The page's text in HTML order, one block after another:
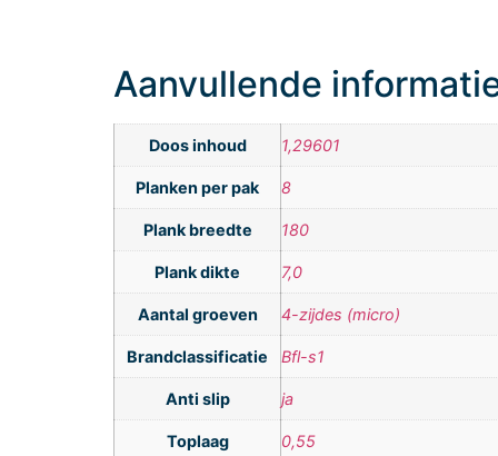
Aanvullende
Doos inhoud 1,29601
Planken per pak 8
Plank breedte 180
Plank dikte 7,0
Aantal groeven 4-zijdes (micro)
Brandclassificatie Bfl-s1
Anti slip ja
Toplaag 0,55